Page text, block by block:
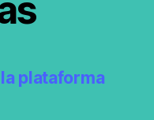
plataforma